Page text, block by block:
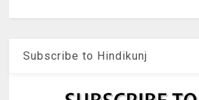
Subscribe to Hindikunj